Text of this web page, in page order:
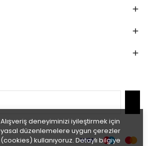
Alışveriş deneyiminizi iyileştirmek için
yasal düzenlemelere uygun çerezler
(cookies) kullanıyoruz. Detaylı bilgiye